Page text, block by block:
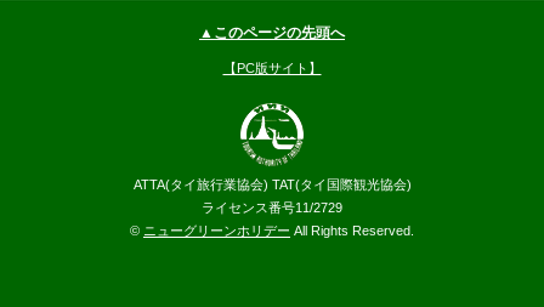
▲このページの先頭へ
【PC版サイト】
ATTA(タイ旅行業協会) TAT(タイ国際観光協会)
ライセンス番号11/2729
© ニューグリーンホリデー All Rights Reserved.